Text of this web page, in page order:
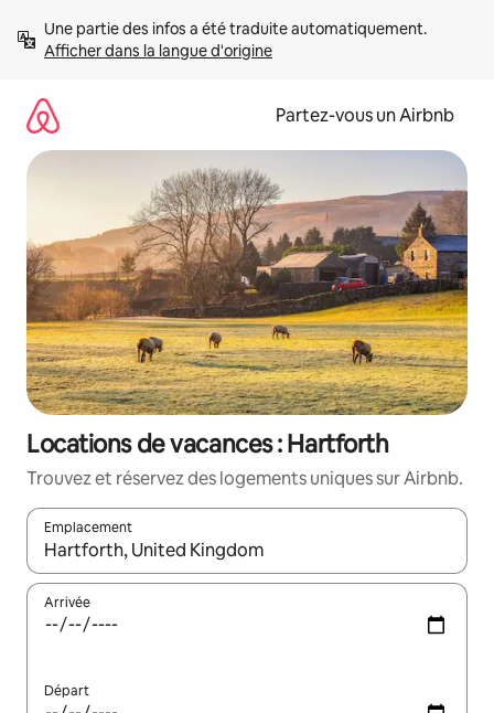
directement
Afficher dans la langue d'origine
Partez-vous un Airbnb
Locations de vacances : Hartforth
Trouvez et réservez des logements uniques sur Airbnb.
Emplacement
Quand les résultats sont affichés, parcourez-les en utilisant
Arrivée
Départ